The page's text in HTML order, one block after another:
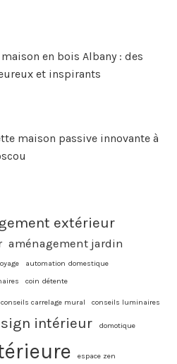
en bois Albany : des
et inspirants
maison passive innovante à
extérieur
aménagement jardin
automation domestique
coin détente
conseils carrelage mural conseils luminaires
intérieur domotique
espace zen